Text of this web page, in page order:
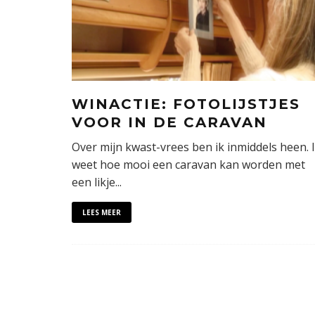
WINACTIE: FOTOLIJSTJES
VOOR IN DE CARAVAN
Over mijn kwast-vrees ben ik inmiddels heen.
weet hoe mooi een caravan kan worden met
een likje...
LEES MEER